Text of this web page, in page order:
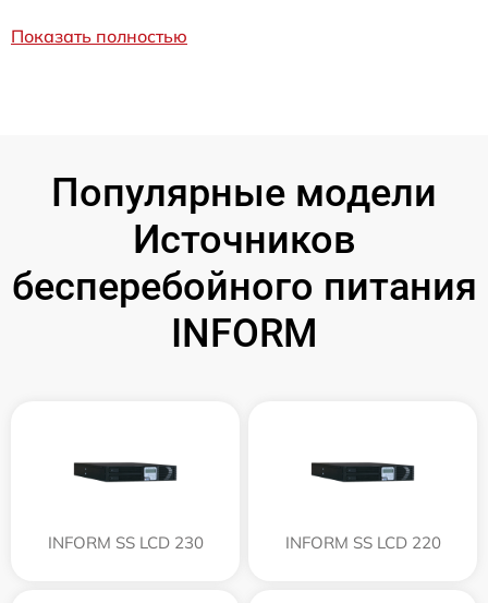
Показать полностью
Популярные модели
Источников
бесперебойного питания
INFORM
INFORM SS LCD 230 INFORM SS LCD 220